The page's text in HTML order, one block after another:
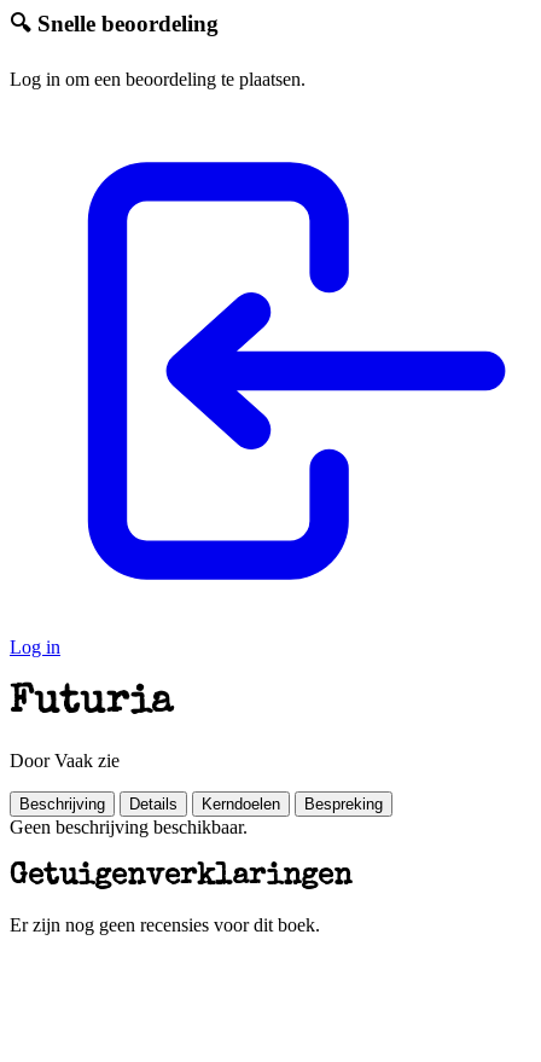
🔍 Snelle beoordeling
Log in om een beoordeling te plaatsen.
Log in
Futuria
Door Vaak zie
Beschrijving Details Kerndoelen Bespreking
Geen beschrijving beschikbaar.
Getuigenverklaringen
Er zijn nog geen recensies voor dit boek.